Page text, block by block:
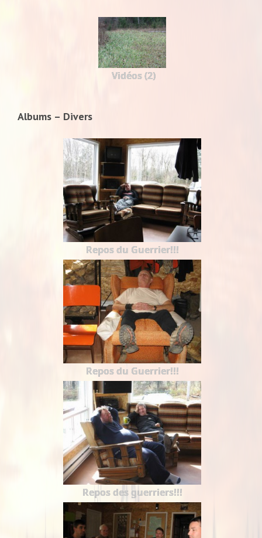
Vidéos (2)
Albums – Divers
Repos du Guerrier!!!
Repos du Guerrier!!!
Repos des guerriers!!!